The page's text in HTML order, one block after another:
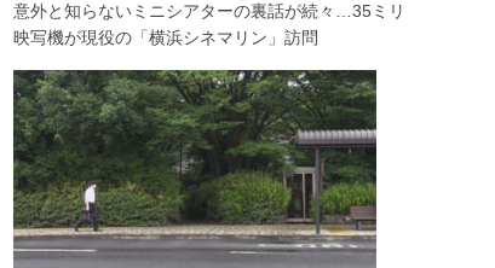
意外と知らないミニシアターの裏話が続々…35ミリ
映写機が現役の「横浜シネマリン」訪問